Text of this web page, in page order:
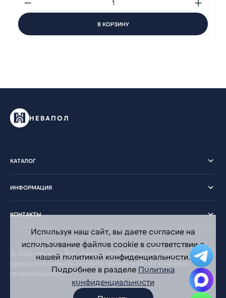
В КОРЗИНУ
НЕВАПОЛ
КАТАЛОГ
ИНФОРМАЦИЯ
КОНТАКТЫ
© 2026 Невапол. Все права на изображения или тексты
демонстрационного контента принадлежат их конечным
правообладателям.
Используя наш сайт, вы даете согласие на
использование файлов cookie в соответствии с
нашей политикой конфиденциальности.
Подробнее в разделе Политика
конфиденциальности